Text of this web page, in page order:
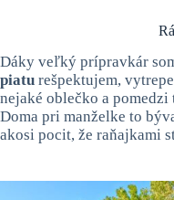
Dáky veľký prípravkár
piatu rešpektujem,
nejaké oblečko a
Doma pri manželke to
akosi pocit, že raňajkami